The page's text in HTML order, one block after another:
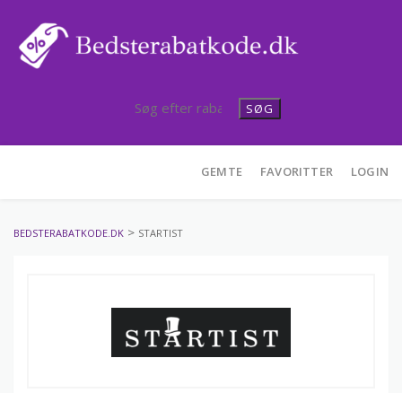
SØG
GEMTE FAVORITTER LOGIN
BEDSTERABATKODE.DK > STARTIST